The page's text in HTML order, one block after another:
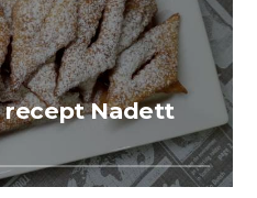
recept Nadett